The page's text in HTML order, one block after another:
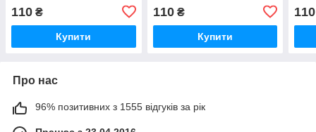
110 ₴
Купити
110₴
Купити
110
Про нас
96% позитивних з 1555 відгуків за рік